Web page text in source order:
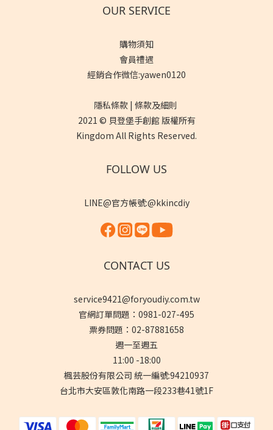
OUR SERVICE
購物須知
會員禮遇
經銷合作微信:yawen0120
隱私條款 | 條款及細則
2021 © 貝登堡手創館 版權所有
Kingdom All Rights Reserved.
FOLLOW US
LINE@官方帳號:@kkincdiy
CONTACT US
service9421@foryoudiy.com.tw
官網訂單問題：0981-027-495
票券問題：02-87881658
週一至週五
11:00 -18:00
楓芸股份有限公司 統一編號:94210937
台北市大安區敦化南路一段233巷41號1F